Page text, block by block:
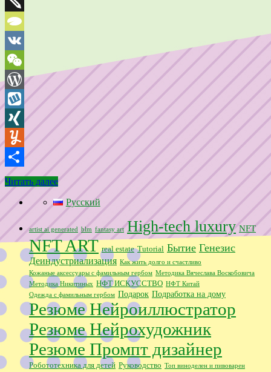
Twiddla
TypePad
VK
WeChat
WordPress
Wykop
XING
Yummly
Отправить
Читать далее
Русский
artist ai generated blm fantasy art High-tech luxury NFT
NFT ART real estate Tutorial Бытие Генезис
Деиндустриализация Как жить долго и счастливо
Кожаные аксессуары с фамильным гербом Методика Вячеслава Воскобовича
Методика Никитиных НФТ ИСКУССТВО НФТ Китай
Одежда с фамильным гербом Подарок Подработка на дому
Резюме Нейроиллюстратор
Резюме Нейрохудожник
Резюме Промпт дизайнер
Робототехника для детей Руководство Топ виноделен и пивоварен